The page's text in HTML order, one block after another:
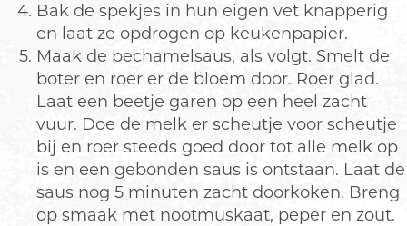
Bak de spekjes in hun eigen vet knapperig
en laat ze opdrogen op keukenpapier.
Maak de bechamelsaus, als volgt. Smelt de
boter en roer er de bloem door. Roer glad.
Laat een beetje garen op een heel zacht
vuur. Doe de melk er scheutje voor scheutje
bij en roer steeds goed door tot alle melk op
is en een gebonden saus is ontstaan. Laat de
saus nog 5 minuten zacht doorkoken. Breng
op smaak met nootmuskaat, peper en zout.